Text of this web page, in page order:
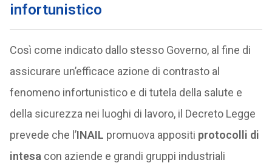
infortunistico
Così come indicato dallo stesso Governo, al fine di
assicurare un’efficace azione di contrasto al
fenomeno infortunistico e di tutela della salute e
della sicurezza nei luoghi di lavoro, il Decreto Legge
prevede che l’INAIL promuova appositi protocolli di
intesa con aziende e grandi gruppi industriali